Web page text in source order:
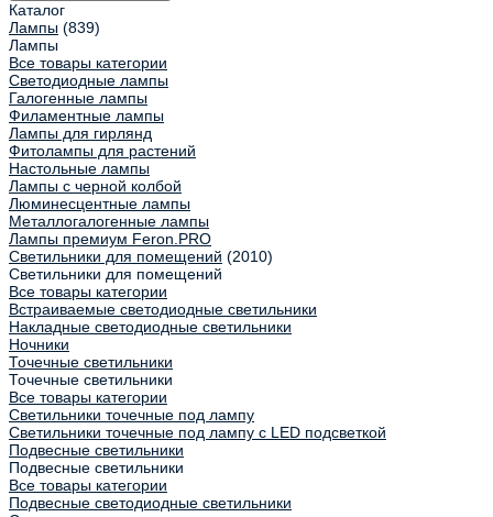
Каталог
Лампы (839)
Лампы
Все товары категории
Светодиодные лампы
Галогенные лампы
Филаментные лампы
Лампы для гирлянд
Фитолампы для растений
Настольные лампы
Лампы с черной колбой
Люминесцентные лампы
Металлогалогенные лампы
Лампы премиум Feron.PRO
Светильники для помещений (2010)
Светильники для помещений
Все товары категории
Встраиваемые светодиодные светильники
Накладные светодиодные светильники
Ночники
Точечные светильники
Точечные светильники
Все товары категории
Светильники точечные под лампу
Светильники точечные под лампу с LED подсветкой
Подвесные светильники
Подвесные светильники
Все товары категории
Подвесные светодиодные светильники